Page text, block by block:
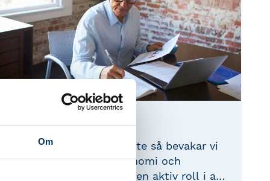
Om
Remisser
Genom vårt remissarbete så bevakar vi
förändringar inom ekonomi och
redovisning och spelar en aktiv roll i att